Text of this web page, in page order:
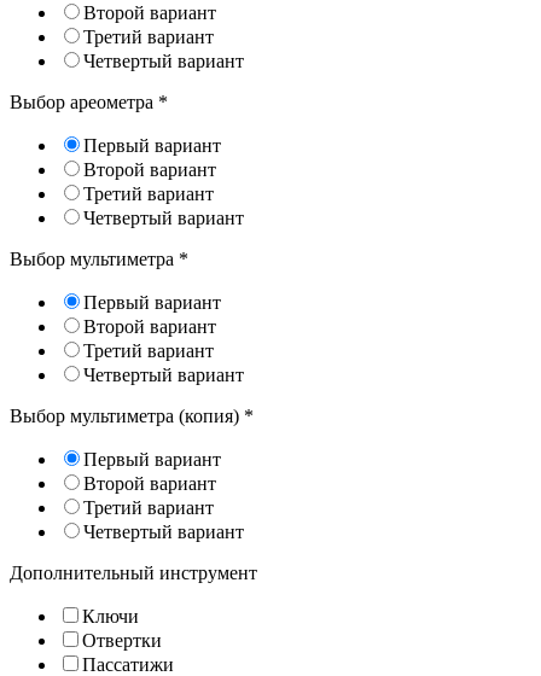
Второй вариант
Третий вариант
Четвертый вариант
Выбор ареометра *
Первый вариант
Второй вариант
Третий вариант
Четвертый вариант
Выбор мультиметра *
Первый вариант
Второй вариант
Третий вариант
Четвертый вариант
Выбор мультиметра (копия) *
Первый вариант
Второй вариант
Третий вариант
Четвертый вариант
Дополнительный инструмент
Ключи
Отвертки
Пассатижи